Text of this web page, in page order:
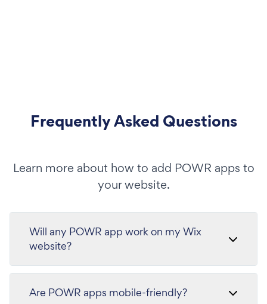
Frequently Asked Questions
Learn more about how to add POWR apps to
your website.
Will any POWR app work on my Wix
website?
Are POWR apps mobile-friendly?